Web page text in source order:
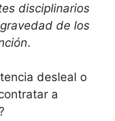
disciplinarios
de los
.
desleal o
a